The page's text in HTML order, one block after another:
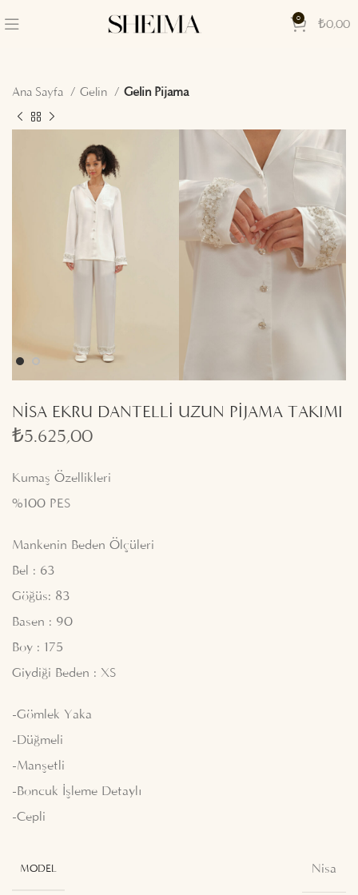
0 ₺0,00
Ana Sayfa Gelin Gelin Pijama
NİSA EKRU DANTELLİ UZUN PİJAMA TAKIMI
₺5.625,00
Kumaş Özellikleri
%100 PES
Mankenin Beden Ölçüleri
Bel : 63
Göğüs: 83
Basen : 90
Boy : 175
Giydiği Beden : XS
-Gömlek Yaka
-Düğmeli
-Manşetli
-Boncuk İşleme Detaylı
-Cepli
MODEL Nisa